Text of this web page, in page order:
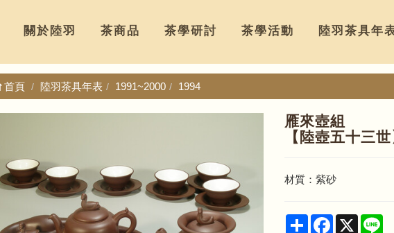
關於陸羽 茶商品 茶學研討 茶學活動 陸羽茶具年
首頁 陸羽茶具年表 1991~2000 1994
雁來壺組
【陸壺五十三世
材質：紫砂
Share Facebook
X